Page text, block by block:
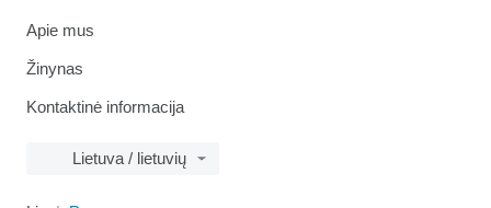
Apie mus
Žinynas
Kontaktinė informacija
Lietuva / lietuvių